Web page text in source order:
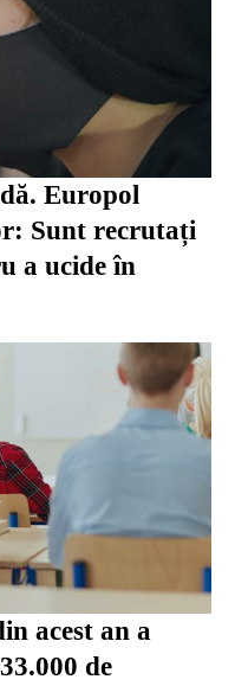
Europol
Sunt recrutați
a ucide în
acest an a
de